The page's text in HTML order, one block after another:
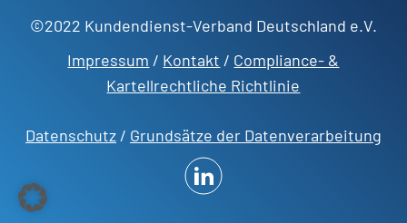
©2022 Kundendienst-Verband Deutschland e.V.
Impressum / Kontakt / Compliance- &
Kartellrechtliche Richtlinie
Datenschutz/ Grundsätze der Datenverarbeitung